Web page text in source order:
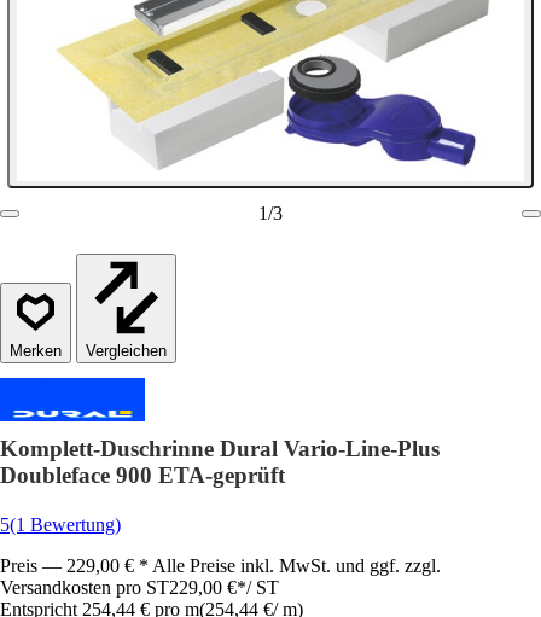
1/3
Vergleichen
Komplett-Duschrinne Dural Vario-Line-Plus
Doubleface 900 ETA-geprüft
5(1 Bewertung)
Preis — 229,00 € * Alle Preise inkl. MwSt. und ggf. zzgl.
Versandkosten pro ST229,00 €*/ ST
Entspricht 254,44 € pro m(254,44 €/ m)